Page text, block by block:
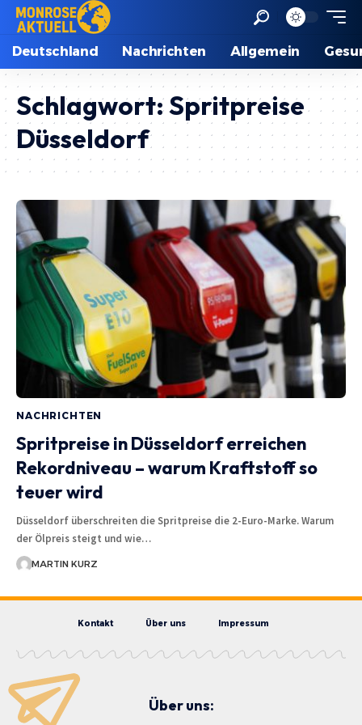
Deutschland Nachrichten Allgemein
Schlagwort:Spritpreise
Düsseldorf
NACHRICHTEN
Spritpreise in Düsseldorf erreichen
Rekordniveau – warum Kraftstoff so
teuer wird
Düsseldorf überschreiten die Spritpreise die 2-Euro-Marke. Warum
der Ölpreis steigt und wie…
MARTIN KURZ
Kontakt Über uns Impressum
Über uns: